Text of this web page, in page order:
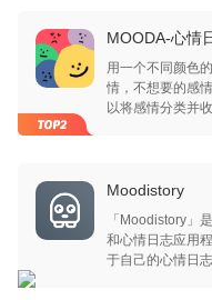
MOODA-心情
用一个不同颜色
情，不想要的感
以将感情分类并
Moodistory
「Moodistory」
和心情日志应用
于自己的心情日